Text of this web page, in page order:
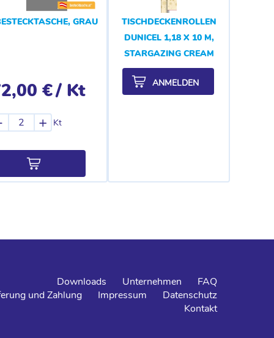
GRAU
€/ Kt
Kt
+
TISCHDECKENROLLEN
DUNICEL 1,18 X 10 M,
STARGAZING CREAM
ANMELDEN
Downloads Unternehmen
FAQ
und Zahlung
Impressum
Datenschutz
Kontakt